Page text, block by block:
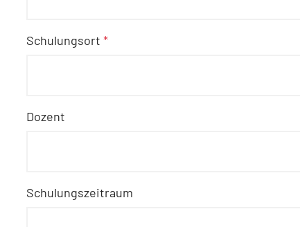
Schulungsort*
Dozent
Schulungszeitraum